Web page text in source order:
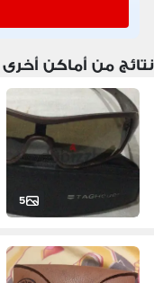
نتائج من أماكن أخرى
5